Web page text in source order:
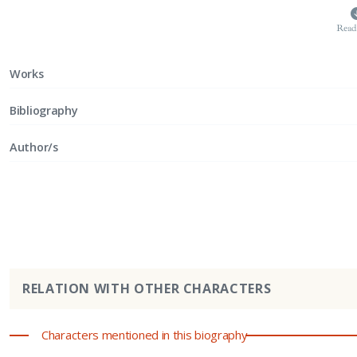
Works
Bibliography
Author/s
RELATION WITH OTHER CHARACTERS
Characters mentioned in this biography